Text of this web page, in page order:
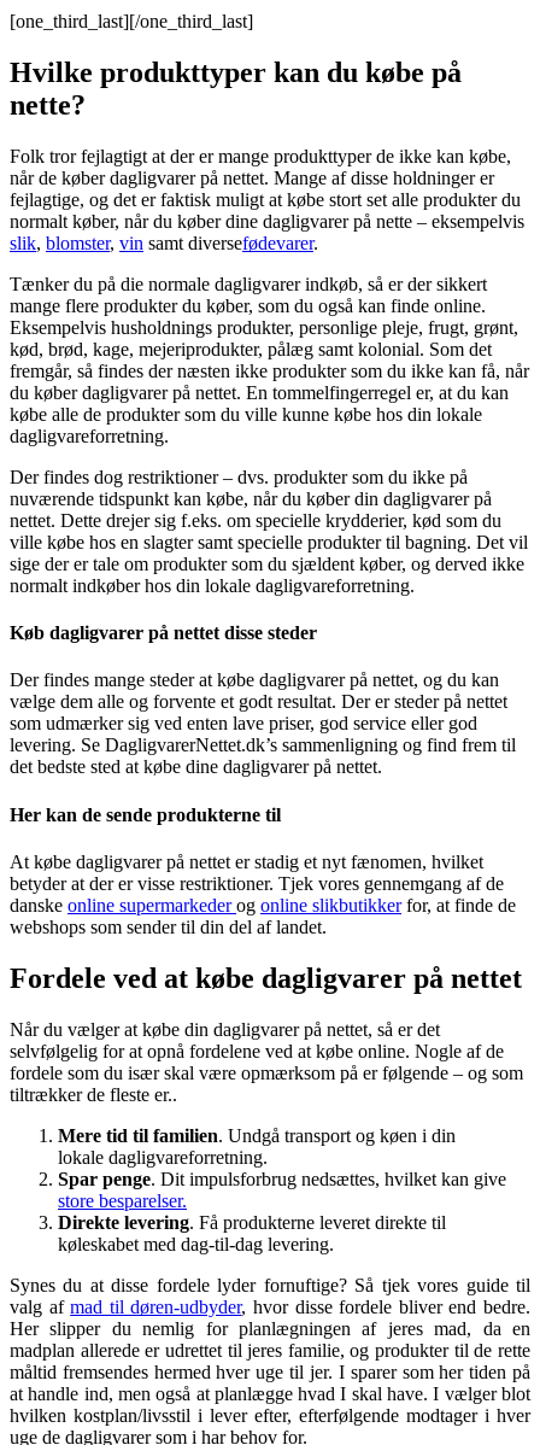
[one_third_last][/one_third_last]
Hvilke produkttyper kan du købe på
nette?
Folk tror fejlagtigt at der er mange produkttyper de ikke kan købe,
når de køber dagligvarer på nettet. Mange af disse holdninger er
fejlagtige, og det er faktisk muligt at købe stort set alle produkter du
normalt køber, når du køber dine dagligvarer på nette – eksempelvis
slik, blomster, vin samt diversefødevarer.
Tænker du på die normale dagligvarer indkøb, så er der sikkert
mange flere produkter du køber, som du også kan finde online.
Eksempelvis husholdnings produkter, personlige pleje, frugt, grønt,
kød, brød, kage, mejeriprodukter, pålæg samt kolonial. Som det
fremgår, så findes der næsten ikke produkter som du ikke kan få, når
du køber dagligvarer på nettet. En tommelfingerregel er, at du kan
købe alle de produkter som du ville kunne købe hos din lokale
dagligvareforretning.
Der findes dog restriktioner – dvs. produkter som du ikke på
nuværende tidspunkt kan købe, når du køber din dagligvarer på
nettet. Dette drejer sig f.eks. om specielle krydderier, kød som du
ville købe hos en slagter samt specielle produkter til bagning. Det vil
sige der er tale om produkter som du sjældent køber, og derved ikke
normalt indkøber hos din lokale dagligvareforretning.
Køb dagligvarer på nettet disse steder
Der findes mange steder at købe dagligvarer på nettet, og du kan
vælge dem alle og forvente et godt resultat. Der er steder på nettet
som udmærker sig ved enten lave priser, god service eller god
levering. Se DagligvarerNettet.dk’s sammenligning og find frem til
det bedste sted at købe dine dagligvarer på nettet.
Her kan de sende produkterne til
At købe dagligvarer på nettet er stadig et nyt fænomen, hvilket
betyder at der er visse restriktioner. Tjek vores gennemgang af de
danske online supermarkederog online slikbutikkerfor, at finde de
webshops som sender til din del af landet.
Fordele ved at købe dagligvarer på nettet
Når du vælger at købe din dagligvarer på nettet, så er det
selvfølgelig for at opnå fordelene ved at købe online. Nogle af de
fordele som du især skal være opmærksom på er følgende – og som
tiltrækker de fleste er..
Mere tid til familien. Undgå transport og køen i din
lokale dagligvareforretning.
Spar penge. Dit impulsforbrug nedsættes, hvilket kan give
store besparelser.
Direkte levering. Få produkterne leveret direkte til
køleskabet med dag-til-dag levering.
Synes du at disse fordele lyder fornuftige? Så tjek vores guide til
valg afmad til døren-udbyder, hvor disse fordele bliver end bedre.
Her slipper du nemlig for planlægningen af jeres mad, da en
madplan allerede er udrettet til jeres familie, og produkter til de rette
måltid fremsendes hermed hver uge til jer. I sparer som her tiden på
at handle ind, men også at planlægge hvad I skal have. I vælger blot
hvilken kostplan/livsstil i lever efter, efterfølgende modtager i hver
uge de dagligvarer som i har behov for.